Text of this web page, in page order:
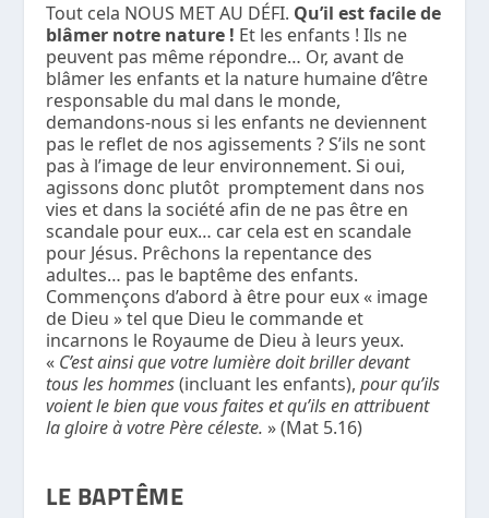
Tout cela NOUS MET AU DÉFI. Qu’il est facile de
blâmer notre nature ! Et les enfants ! Ils ne
peuvent pas même répondre… Or, avant de
blâmer les enfants et la nature humaine d’être
responsable du mal dans le monde,
demandons-nous si les enfants ne deviennent
pas le reflet de nos agissements ? S’ils ne sont
pas à l’image de leur environnement. Si oui,
agissons donc plutôt promptement dans nos
vies et dans la société afin de ne pas être en
scandale pour eux… car cela est en scandale
pour Jésus. Prêchons la repentance des
adultes… pas le baptême des enfants.
Commençons d’abord à être pour eux « image
de Dieu » tel que Dieu le commande et
incarnons le Royaume de Dieu à leurs yeux.
« C’est ainsi que votre lumière doit briller devant
tous les hommes(incluant les enfants),pour qu’ils
voient le bien que vous faites et qu’ils en attribuent
la gloire à votre Père céleste. » (Mat 5.16)
LE BAPTÊME